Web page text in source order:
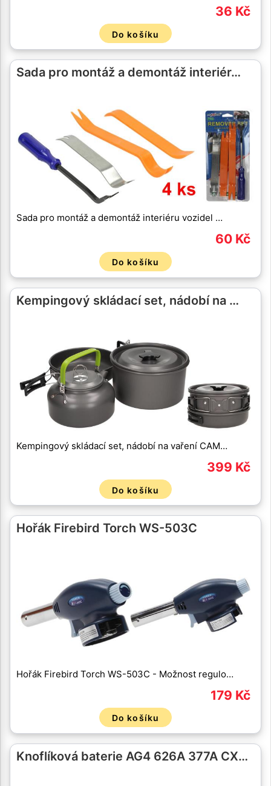
36 Kč
Do košíku
Sada pro montáž a demontáž interiér…
Sada pro montáž a demontáž interiéru vozidel …
60 Kč
Do košíku
Kempingový skládací set, nádobí na …
Kempingový skládací set, nádobí na vaření CAM…
399 Kč
Do košíku
Hořák Firebird Torch WS-503C
Hořák Firebird Torch WS-503C - Možnost regulo…
179 Kč
Do košíku
Knoflíková baterie AG4 626A 377A CX…